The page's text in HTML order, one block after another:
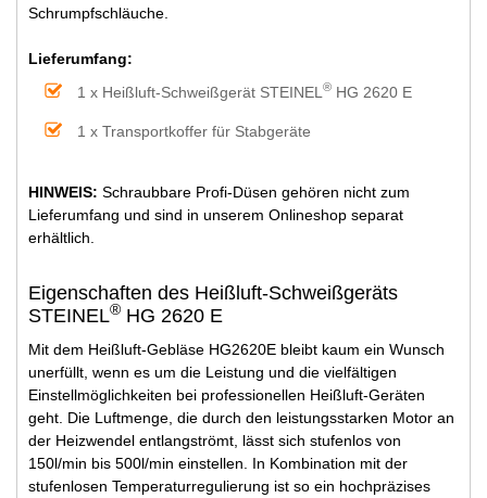
Schrumpfschläuche.
Lieferumfang:
1 x Heißluft-Schweißgerät STEINEL ® HG 2620 E
1 x Transportkoffer für Stabgeräte
HINWEIS: Schraubbare Profi-Düsen gehören nicht zum
Lieferumfang und sind in unserem Onlineshop separat
erhältlich.
Eigenschaften des Heißluft-Schweißgeräts
STEINEL® HG 2620 E
Mit dem Heißluft-Gebläse HG2620E bleibt kaum ein Wunsch
unerfüllt, wenn es um die Leistung und die vielfältigen
Einstellmöglichkeiten bei professionellen Heißluft-Geräten
geht. Die Luftmenge, die durch den leistungsstarken Motor an
der Heizwendel entlangströmt, lässt sich stufenlos von
150l/min bis 500l/min einstellen. In Kombination mit der
stufenlosen Temperaturregulierung ist so ein hochpräzises